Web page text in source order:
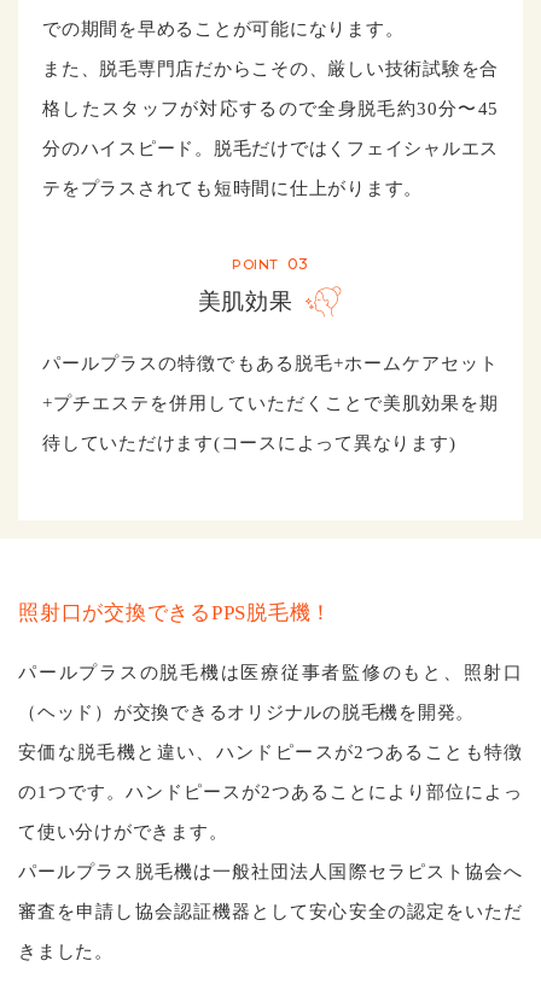
での期間を早めることが可能になります。
また、脱毛専門店だからこその、厳しい技術試験を合
格したスタッフが対応するので全身脱毛約30分〜45
分のハイスピード。脱毛だけではくフェイシャルエス
テをプラスされても短時間に仕上がります。
POINT 03
美肌効果
パールプラスの特徴でもある脱毛+ホームケアセット
+プチエステを併用していただくことで美肌効果を期
待していただけます(コースによって異なります)
照射⼝が交換できるPPS脱⽑機！
パールプラスの脱毛機は医療従事者監修のもと、照射口
（ヘッド）が交換できるオリジナルの脱毛機を開発。
安価な脱毛機と違い、ハンドピースが2つあることも特徴
の1つです。ハンドピースが2つあることにより部位によっ
て使い分けができます。
パールプラス脱⽑機は⼀般社団法⼈国際セラピスト協会へ
審査を申請し協会認証機器として安⼼安全の認定をいただ
きました。